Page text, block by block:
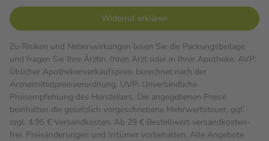
Widerruf erklären
Zu Risiken und Nebenwirkungen lesen Sie die Packungsbeilage
und fragen Sie Ihre Ärztin, Ihren Arzt oder in Ihrer Apotheke. AVP:
Üblicher Apothekenverkaufspreis berechnet nach der
Arzneimittelpreisverordnung. UVP: Unverbindliche
Preisempfehlung des Herstellers. Die angegebenen Preise
beinhalten die gesetzlich vorgeschriebene Mehrwertsteuer, ggf.
zzgl. 4,95 € Versandkosten. Ab 29 € Bestell­wert versand­kosten­
frei. Preisänderungen und Irrtümer vorbehalten. Alle Angebote